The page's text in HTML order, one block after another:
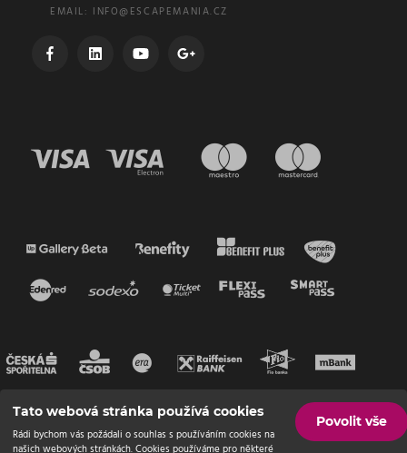
EMAIL: INFO@ESCAPEMANIA.CZ
Tato webová stránka používá cookies
Rádi bychom vás požádali o souhlas s používáním cookies na
našich webových stránkách. Cookies používáme pro některé
Povolit vše